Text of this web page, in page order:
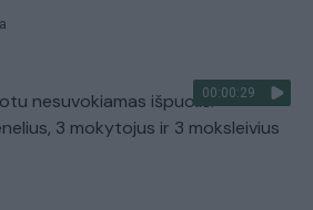
00:00:29
nesuvokiamas išpuolis:
3 mokytojus ir 3 moksleivius